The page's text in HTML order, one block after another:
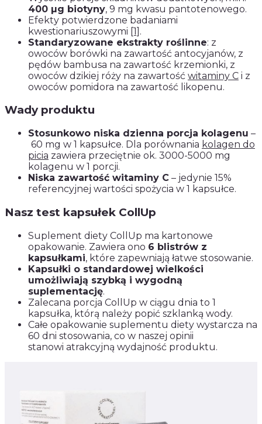
400 µg biotyny, 9 mg kwasu pantotenowego.
Efekty potwierdzone badaniami
kwestionariuszowymi [1] .
Standaryzowane ekstrakty roślinne: z
owoców borówki na zawartość antocyjanów, z
pędów bambusa na zawartość krzemionki, z
owoców dzikiej róży na zawartość witaminy C i z
owoców pomidora na zawartość likopenu.
Wady produktu
Stosunkowo niska dzienna porcja kolagenu –
60 mg w 1 kapsułce. Dla porównania kolagen do
picia zawiera przeciętnie ok. 3000-5000 mg
kolagenu w 1 porcji.
Niska zawartość witaminy C – jedynie 15%
referencyjnej wartości spożycia w 1 kapsułce.
Nasz test kapsułek CollUp
Suplement diety CollUp ma kartonowe
opakowanie. Zawiera ono 6 blistrów z
kapsułkami, które zapewniają łatwe stosowanie.
Kapsułki o standardowej wielkości
umożliwiają szybką i wygodną
suplementację.
Zalecana porcja CollUp w ciągu dnia to 1
kapsułka, którą należy popić szklanką wody.
Całe opakowanie suplementu diety wystarcza na
60 dni stosowania, co w naszej opinii
stanowi atrakcyjną wydajność produktu.